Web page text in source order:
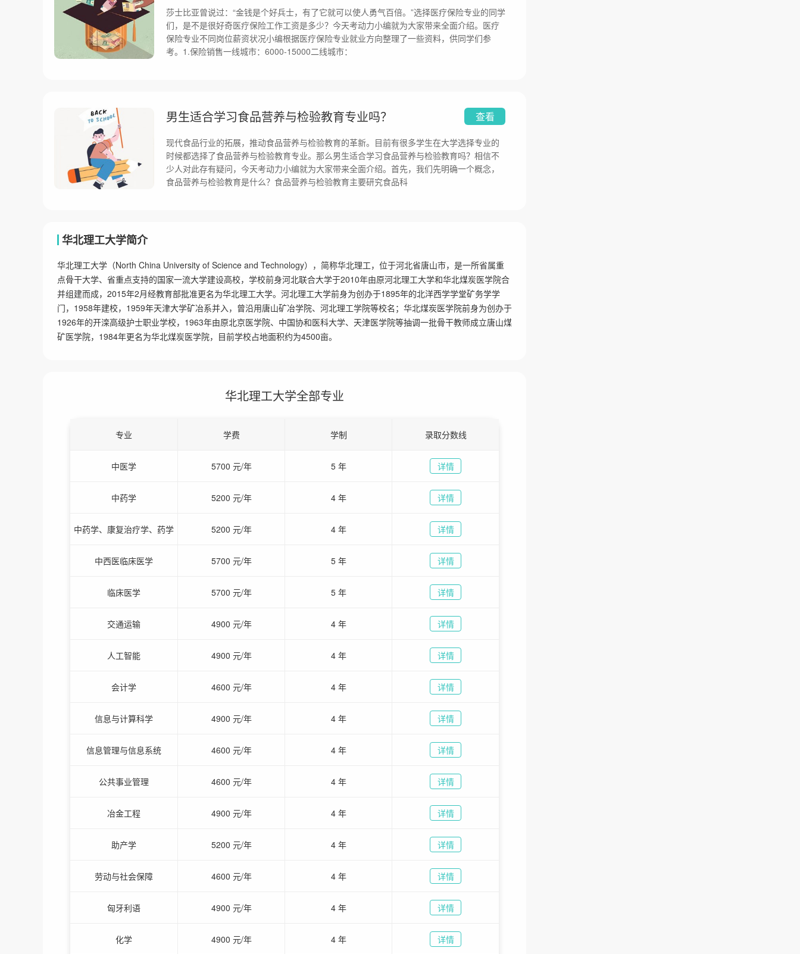
莎士比亚曾说过：“金钱是个好兵士，有了它就可以使人勇气百倍。”选择医疗保险专业的同学
们，是不是很好奇医疗保险工作工资是多少？今天考动力小编就为大家带来全面介绍。医疗
保险专业不同岗位薪资状况小编根据医疗保险专业就业方向整理了一些资料，供同学们参
考。1.保险销售一线城市：6000-15000二线城市：
男生适合学习食品营养与检验教育专业吗？ 查看
现代食品行业的拓展，推动食品营养与检验教育的革新。目前有很多学生在大学选择专业的
时候都选择了食品营养与检验教育专业。那么男生适合学习食品营养与检验教育吗？相信不
少人对此存有疑问，今天考动力小编就为大家带来全面介绍。首先，我们先明确一个概念，
食品营养与检验教育是什么？食品营养与检验教育主要研究食品科
华北理工大学简介
华北理工大学（North China University of Science and Technology），简称华北理工，位于河北省唐山市，是一所省属重
点骨干大学、省重点支持的国家一流大学建设高校，学校前身河北联合大学于2010年由原河北理工大学和华北煤炭医学院合
并组建而成，2015年2月经教育部批准更名为华北理工大学。河北理工大学前身为创办于1895年的北洋西学学堂矿务学学
门，1958年建校，1959年天津大学矿冶系并入，曾沿用唐山矿冶学院、河北理工学院等校名；华北煤炭医学院前身为创办于
1926年的开滦高级护士职业学校，1963年由原北京医学院、中国协和医科大学、天津医学院等抽调一批骨干教师成立唐山煤
矿医学院，1984年更名为华北煤炭医学院，目前学校占地面积约为4500亩。
华北理工大学全部专业
专业 学费 学制 录取分数线
中医学 5700 元/年 5 年 详情
中药学 5200 元/年 4 年 详情
中药学、康复治疗学、药学 5200 元/年 4 年 详情
中西医临床医学 5700 元/年 5 年 详情
临床医学 5700 元/年 5 年 详情
交通运输 4900 元/年 4 年 详情
人工智能 4900 元/年 4 年 详情
会计学 4600 元/年 4 年 详情
信息与计算科学 4900 元/年 4 年 详情
信息管理与信息系统 4600 元/年 4 年 详情
公共事业管理 4600 元/年 4 年 详情
冶金工程 4900 元/年 4 年 详情
助产学 5200 元/年 4 年 详情
劳动与社会保障 4600 元/年 4 年 详情
匈牙利语 4900 元/年 4 年 详情
化学 4900 元/年 4 年 详情